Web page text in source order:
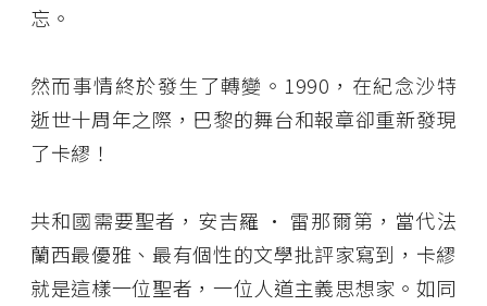
忘。
然而事情終於發生了轉變。1990，在紀念沙特
逝世十周年之際，巴黎的舞台和報章卻重新發現
了卡繆！
共和國需要聖者，安吉羅 • 雷那爾第，當代法
蘭西最優雅、最有個性的文學批評家寫到，卡繆
就是這樣一位聖者，一位人道主義思想家。如同